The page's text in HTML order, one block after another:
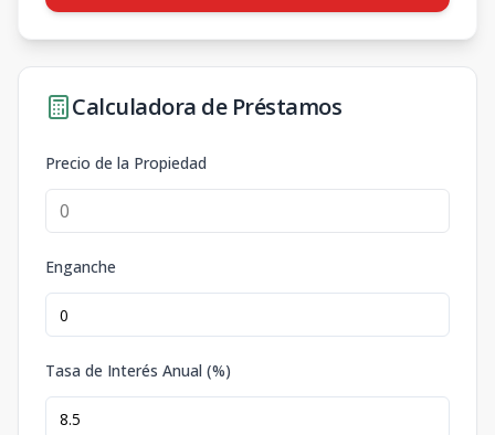
Calculadora de Préstamos
Precio de la Propiedad
Enganche
Tasa de Interés Anual (%)